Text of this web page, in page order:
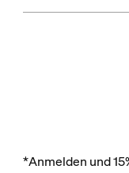
*Anmelden und